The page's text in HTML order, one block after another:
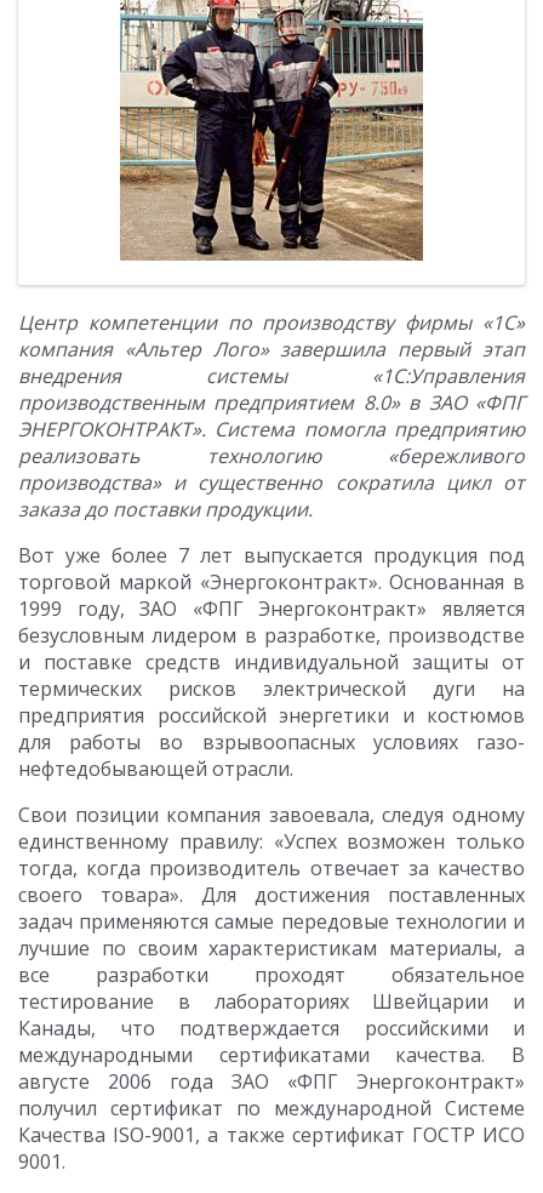
Центр компетенции по производству фирмы «1С»
компания «Альтер Лого» завершила первый этап
внедрения системы «1С:Управления
производственным предприятием 8.0» в ЗАО «ФПГ
ЭНЕРГОКОНТРАКТ». Система помогла предприятию
реализовать технологию «бережливого
производства» и существенно сократила цикл от
заказа до поставки продукции.
Вот уже более 7 лет выпускается продукция под
торговой маркой «Энергоконтракт». Основанная в
1999 году, ЗАО «ФПГ Энергоконтракт» является
безусловным лидером в разработке, производстве
и поставке средств индивидуальной защиты от
термических рисков электрической дуги на
предприятия российской энергетики и костюмов
для работы во взрывоопасных условиях газо-
нефтедобывающей отрасли.
Свои позиции компания завоевала, следуя одному
единственному правилу: «Успех возможен только
тогда, когда производитель отвечает за качество
своего товара». Для достижения поставленных
задач применяются самые передовые технологии и
лучшие по своим характеристикам материалы, а
все разработки проходят обязательное
тестирование в лабораториях Швейцарии и
Канады, что подтверждается российскими и
международными сертификатами качества. В
августе 2006 года ЗАО «ФПГ Энергоконтракт»
получил сертификат по международной Системе
Качества ISO-9001, а также сертификат ГОСТР ИСО
9001.